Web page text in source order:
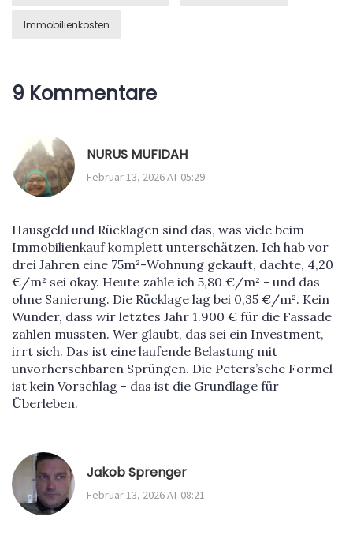
Immobilienkosten
9 Kommentare
NURUS MUFIDAH
Februar 13, 2026 AT 05:29
Hausgeld und Rücklagen sind das, was viele beim
Immobilienkauf komplett unterschätzen. Ich hab vor
drei Jahren eine 75m²-Wohnung gekauft, dachte, 4,20
€/m² sei okay. Heute zahle ich 5,80 €/m² - und das
ohne Sanierung. Die Rücklage lag bei 0,35 €/m². Kein
Wunder, dass wir letztes Jahr 1.900 € für die Fassade
zahlen mussten. Wer glaubt, das sei ein Investment,
irrt sich. Das ist eine laufende Belastung mit
unvorhersehbaren Sprüngen. Die Peters’sche Formel
ist kein Vorschlag - das ist die Grundlage für
Überleben.
Jakob Sprenger
Februar 13, 2026 AT 08:21